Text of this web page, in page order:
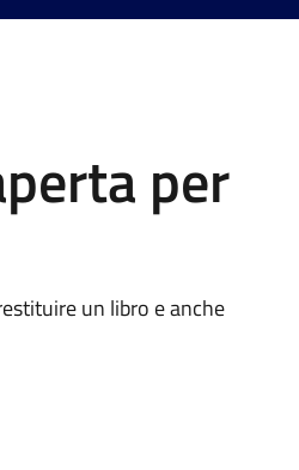
per
un libro e anche